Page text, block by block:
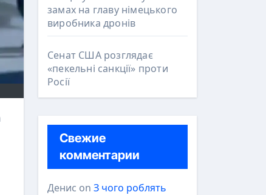
замах на главу німецького
виробника дронів
Сенат США розглядає
«пекельні санкції» проти
Росії
Свежие
комментарии
Денис on З чого роблять